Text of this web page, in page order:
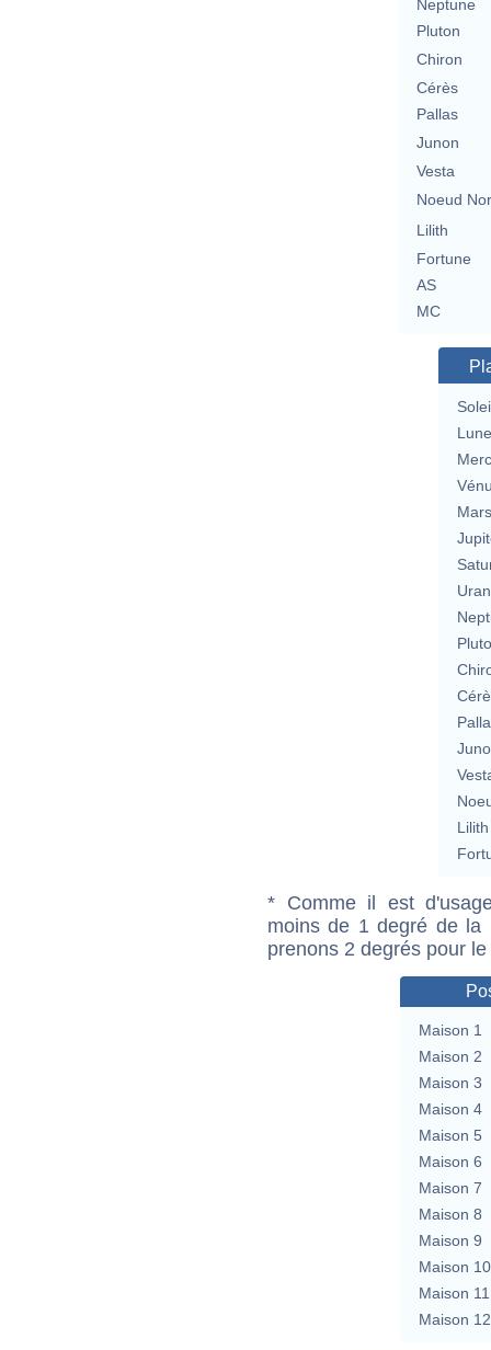
Neptune
Pluton
Chiron
Cérès
Pallas
Junon
Vesta
Noeud
Lilith
Fortune
AS
MC
Lune
Mars
Lilith
* Comme il est
moins de 1 degré de la
prenons 2 degrés pour
Maison 1
Maison 2
Maison 3
Maison 4
Maison 5
Maison 6
Maison 7
Maison 8
Maison 9
Maison 10
Maison 11
Maison 12